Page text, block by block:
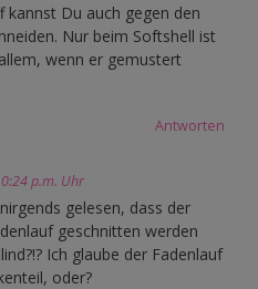
kannst Du auch gegen den
Nur beim Softshell ist
wenn er gemustert
Antworten
p.m. Uhr
gelesen, dass der
geschnitten werden
Ich glaube der Fadenlauf
oder?